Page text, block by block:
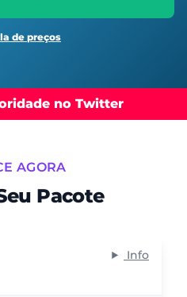
de preços
no Twitter
AGORA
Pacote
Info